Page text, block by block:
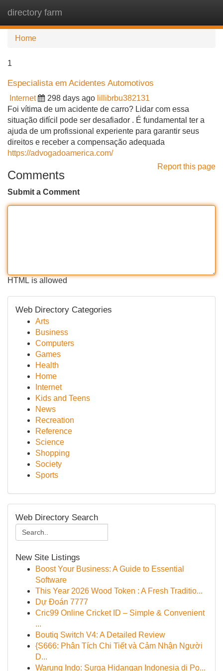
directory farm
Home
1
Especialista em Acidentes Automotivos
Internet 298 days ago lillibrbu382131
Foi vítima de um acidente de carro? Lidar com essa
situação difícil pode ser desafiador . É fundamental ter a
ajuda de um profissional experiente para garantir seus
direitos e receber a compensação adequada
https://advogadoamerica.com/
Report this page
Comments
Submit a Comment
HTML is allowed
Web Directory Categories
Arts
Business
Computers
Games
Health
Home
Internet
Kids and Teens
News
Recreation
Reference
Science
Shopping
Society
Sports
Web Directory Search
New Site Listings
Boost Your Business: A Guide to Essential
Software
This Year 2026 Wood Token : A Fresh Traditio...
Dự Đoán 7777
Cric99 Online Cricket ID – Simple & Convenient
...
Boutiq Switch V4: A Detailed Review
{S666: Phân Tích Chi Tiết và Cảm Nhận Người
D...
Warung Indo: Surga Hidangan Indonesia di Po...